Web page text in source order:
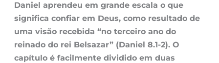
Daniel aprendeu em grande escala o que
significa confiar em Deus, como resultado de
uma visão recebida “no terceiro ano do
reinado do rei Belsazar” (Daniel 8.1-2). O
capítulo é facilmente dividido em duas